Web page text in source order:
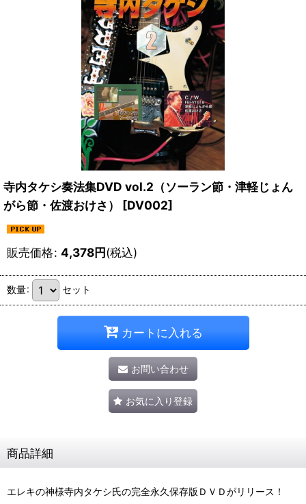
寺内タケシ奏法集DVD vol.2（ソーラン節・津軽じょん
がら節・佐渡おけさ）
[DV002]
販売価格: 4,378円(税込)
数量: セット
カートに入れる
お問い合わせ
お気に入り登録
商品詳細
エレキの神様寺内タケシ氏の完全永久保存版ＤＶＤがリリース！